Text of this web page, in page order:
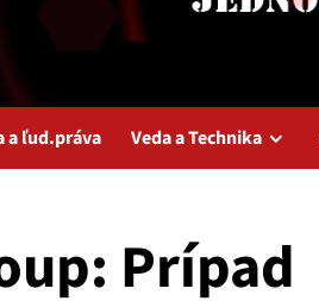
a ľud.práva Veda a Technika
Prípad